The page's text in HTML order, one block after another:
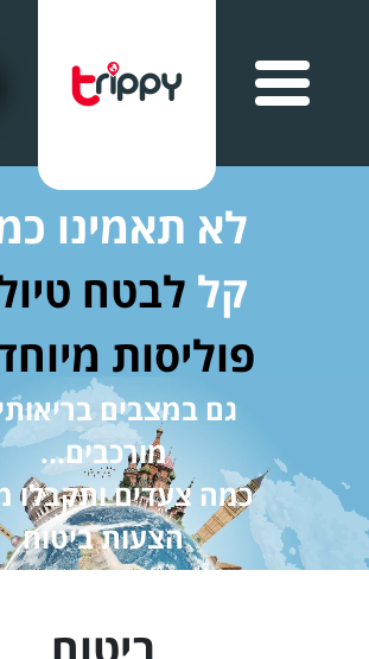
לא תאמינו
קל לבטח
פוליסות
גם במצבים
מורכבים...
כמה צעדים ותקבלו
הצעות ביטוח